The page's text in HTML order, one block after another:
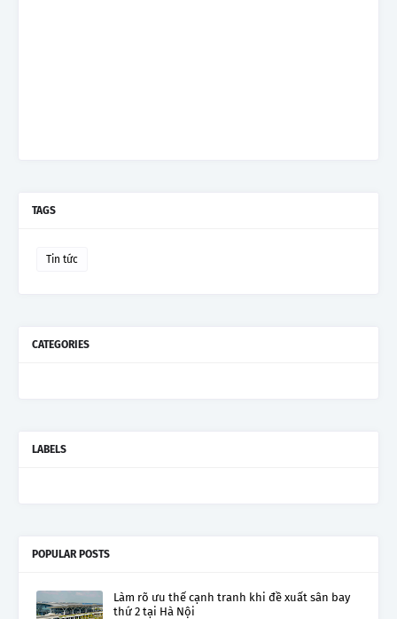
TAGS
Tin tức
CATEGORIES
LABELS
POPULAR POSTS
Làm rõ ưu thế cạnh tranh khi đề xuất sân bay
thứ 2 tại Hà Nội